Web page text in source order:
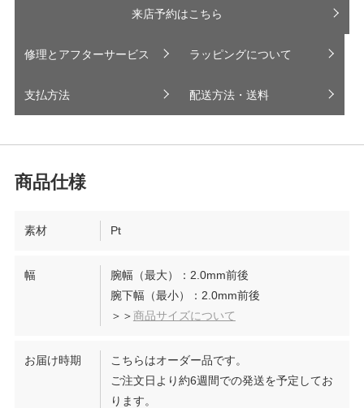
来店予約はこちら
修理とアフターサービス ラッピングについて
支払方法 配送方法・送料
素材 Pt
幅
腕幅（最大）：2.0mm前後
腕下幅（最小）：2.0mm前後
＞＞商品サイズについて
お届け時期
こちらはオーダー品です。
ご注文日より約6週間での発送を予定してお
ります。